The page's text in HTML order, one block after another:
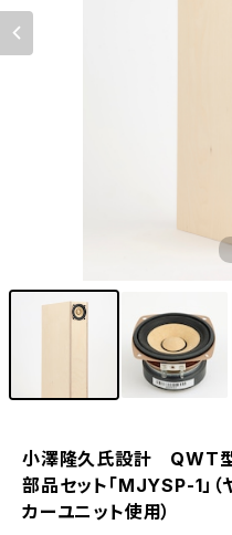
小澤隆久氏設計 QWT型
部品セット「MJYSP-1」
カーユニット使用）